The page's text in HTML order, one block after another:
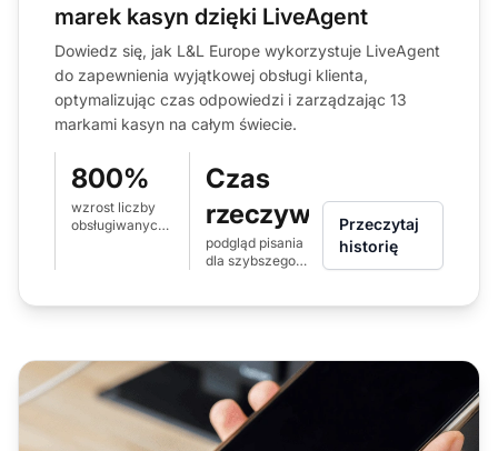
marek kasyn dzięki LiveAgent
Dowiedz się, jak L&L Europe wykorzystuje LiveAgent
do zapewnienia wyjątkowej obsługi klienta,
optymalizując czas odpowiedzi i zarządzając 13
markami kasyn na całym świecie.
800%
wzrost liczby
obsługiwanych
Czas
rzeczywisty
podgląd pisania
dla szybszego
Przeczytaj
historię